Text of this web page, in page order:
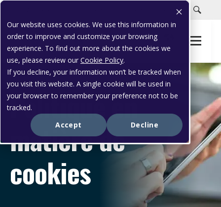
Our website uses cookies. We use this information in
order to improve and customize your browsing
experience. To find out more about the cookies we
use, please review our Cookie Policy.
If you decline, your information won’t be tracked when
you visit this website. A single cookie will be used in
your browser to remember your preference not to be
tracked.
Accept
Decline
Soutien à la clientèle
Politique en
matière de
cookies